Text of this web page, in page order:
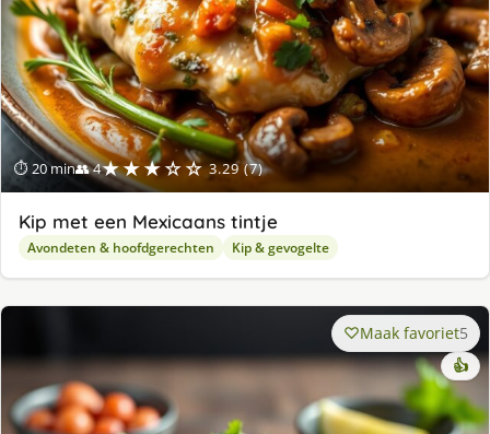
⏱ 20 min👥 4★★★☆☆ 3.29 (7)
Kip met een Mexicaans tintje
Avondeten & hoofdgerechten Kip & gevogelte
Maak favoriet5
👍